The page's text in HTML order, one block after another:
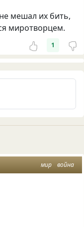
мешал их бить,
миротворцем.
1
мир война